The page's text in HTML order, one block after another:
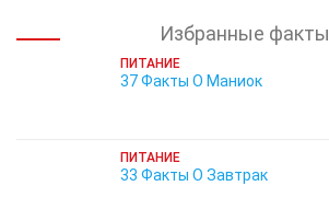
Избранные факты
ПИТАНИЕ
37 Факты О Маниок
ПИТАНИЕ
33 Факты О Завтрак